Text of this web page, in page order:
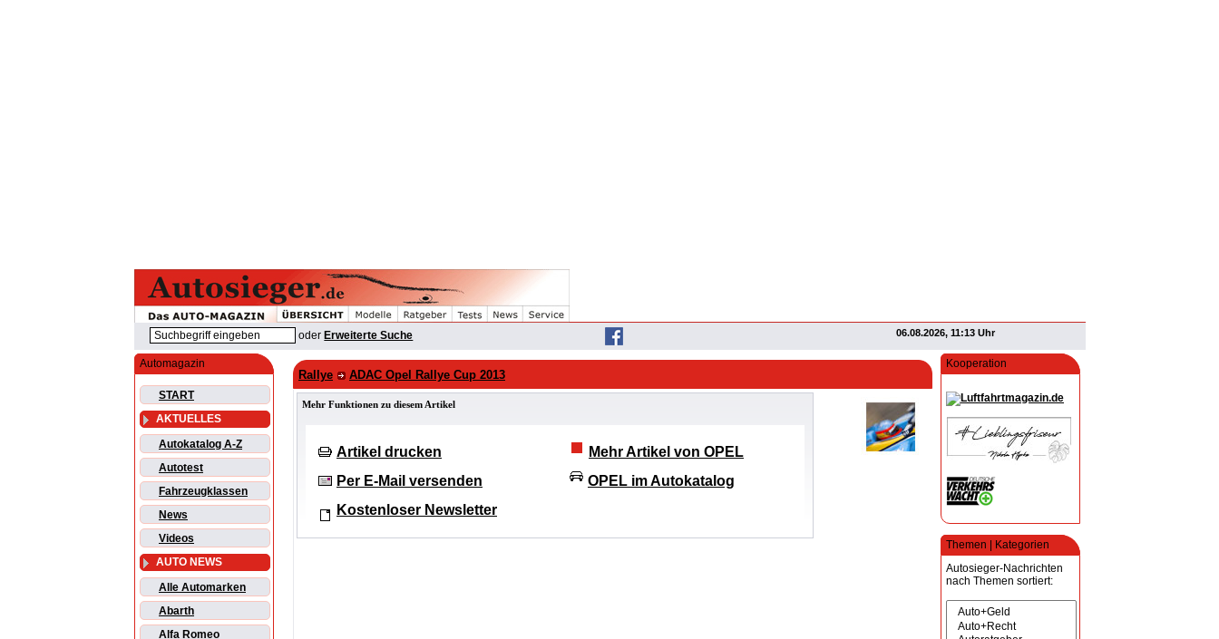
oder Erweiterte Suche 06.08.2026, 11:13 Uhr
Automagazin
START
AKTUELLES
Autokatalog A-Z
Autotest
Fahrzeugklassen
News
Videos
AUTO NEWS
Alle Automarken
Abarth
Alfa Romeo
Kooperation
Themen | Kategorien
Autosieger-Nachrichten
nach Themen sortiert:
Rallye ADAC Opel Rallye Cup 2013
Mehr Funktionen zu diesem Artikel
Artikel drucken
Per E-Mail versenden
Kostenloser Newsletter
Mehr Artikel von OPEL
OPEL im Autokatalog